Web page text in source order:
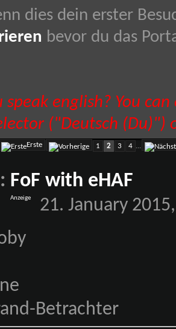
dies dein erster
bevor du das
speak english? You
("Deutsch (Du)")
Erste 1 2 3 4 ...
FoF with eHAF
Anzeige 21. January
Betrachter